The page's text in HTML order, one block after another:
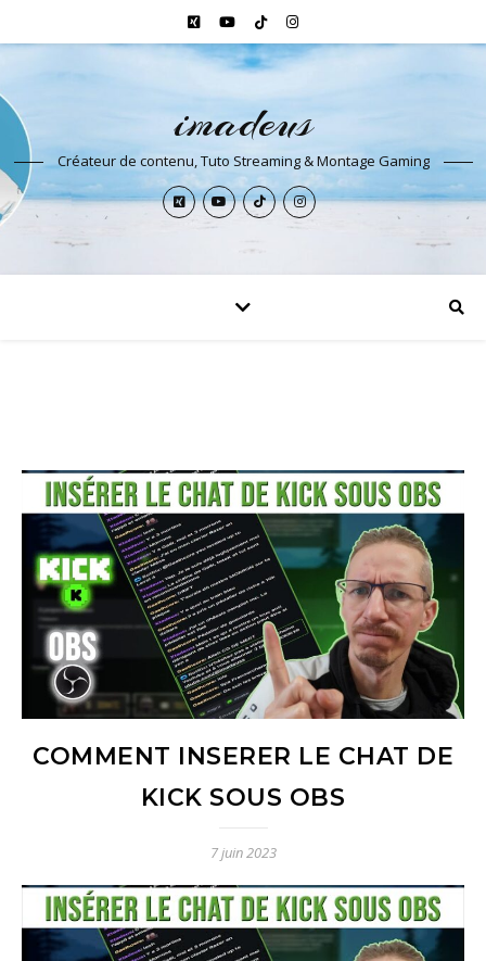
imadeus
Créateur de contenu, Tuto Streaming & Montage Gaming
COMMENT INSERER LE CHAT DE
KICK SOUS OBS
7 juin 2023